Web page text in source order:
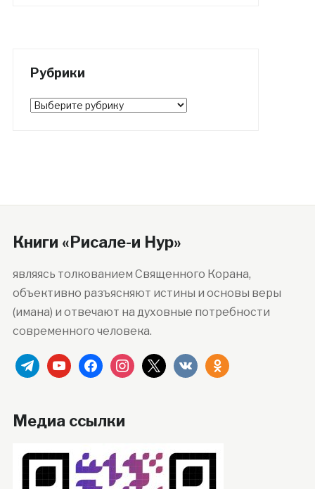
Рубрики
Рубрики
Книги «Рисале-и Нур»
являясь толкованием Священного Корана,
объективно разъясняют истины и основы веры
(имана) и отвечают на духовные потребности
современного человека.
telegramyoutubefacebookinstagram
x vkontakteodnoklassniki
Медиа ссылки